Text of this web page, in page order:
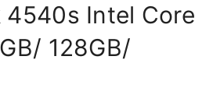
4540s Intel Core
128GB/